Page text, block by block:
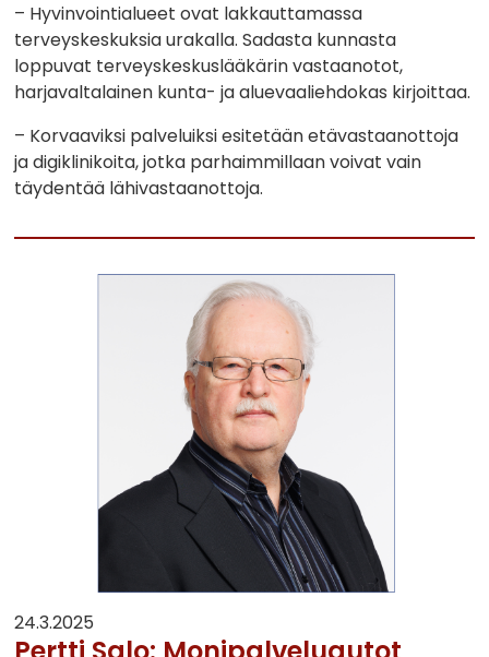
– Hyvinvointialueet ovat lakkauttamassa
terveyskeskuksia urakalla. Sadasta kunnasta
loppuvat terveyskeskuslääkärin vastaanotot,
harjavaltalainen kunta- ja aluevaaliehdokas kirjoittaa.
– Korvaaviksi palveluiksi esitetään etävastaanottoja
ja digiklinikoita, jotka parhaimmillaan voivat vain
täydentää lähivastaanottoja.
24.3.2025